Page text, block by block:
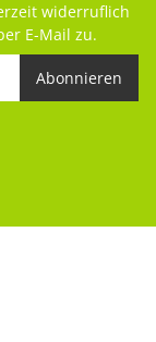
widerruflich
E-Mail zu.
Abonnieren